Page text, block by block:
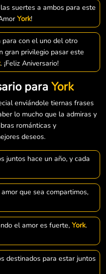
suertes a ambos para este
York!
con el uno del otro
gran privilegio pasar este
. ¡Feliz Aniversario!
para York
enviándole tiernas frases
lo mucho que la admiras y
románticas y
deseos.
juntos hace un año, y cada
que sea compartimos,
el amor es fuerte, York.
destinados para estar juntos